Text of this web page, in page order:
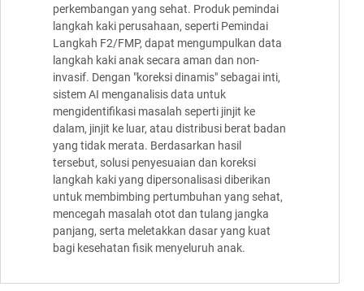
perkembangan yang sehat. Produk pemindai
langkah kaki perusahaan, seperti Pemindai
Langkah F2/FMP, dapat mengumpulkan data
langkah kaki anak secara aman dan non-
invasif. Dengan "koreksi dinamis" sebagai inti,
sistem AI menganalisis data untuk
mengidentifikasi masalah seperti jinjit ke
dalam, jinjit ke luar, atau distribusi berat badan
yang tidak merata. Berdasarkan hasil
tersebut, solusi penyesuaian dan koreksi
langkah kaki yang dipersonalisasi diberikan
untuk membimbing pertumbuhan yang sehat,
mencegah masalah otot dan tulang jangka
panjang, serta meletakkan dasar yang kuat
bagi kesehatan fisik menyeluruh anak.